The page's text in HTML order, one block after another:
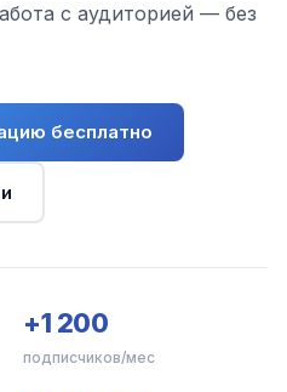
с аудиторией — без
бесплатно
+1 200
подписчиков/мес